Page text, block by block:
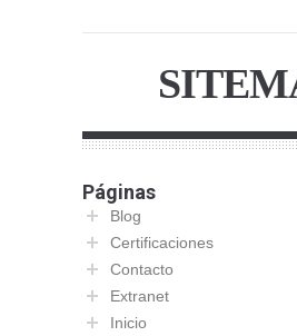
Páginas
Blog
Certificaciones
Contacto
Extranet
Inicio